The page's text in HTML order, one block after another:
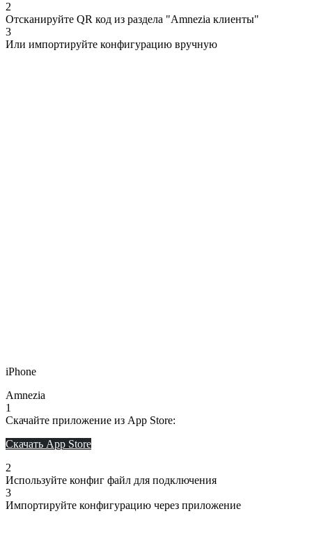
2
Отсканируйте QR код из раздела "Amnezia клиенты"
3
Или импортируйте конфигурацию вручную
iPhone
Amnezia
1
Скачайте приложение из App Store:
Скачать App Store
2
Используйте конфиг файл для подключения
3
Импортируйте конфигурацию через приложение